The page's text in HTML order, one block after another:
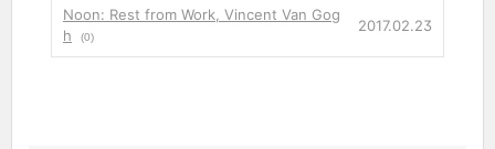
Noon: Rest from Work, Vincent Van Gog
h
(0)
2017.02.23